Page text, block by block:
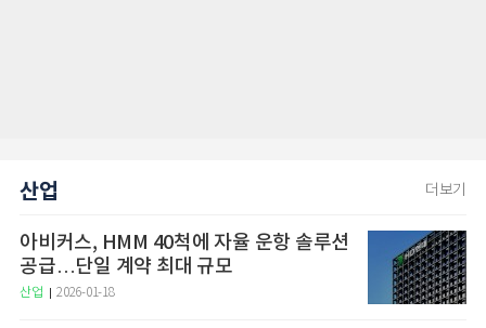
산업 더보기
아비커스, HMM 40척에 자율 운항 솔루션
공급…단일 계약 최대 규모
산업 2026-01-18